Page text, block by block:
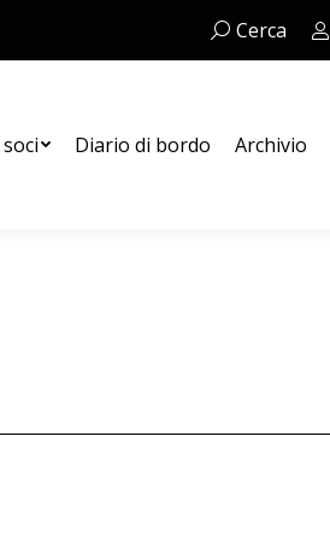
Cerca:Cerca
Diario di bordo Archivio
Contatti